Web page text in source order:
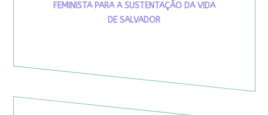
FEMINISTA PARA A SUSTENTAÇÃO DA VIDA
DE SALVADOR